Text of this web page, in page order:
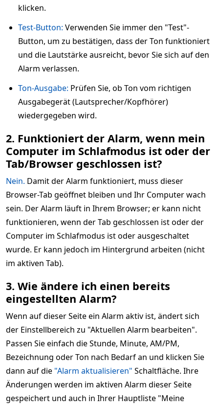
klicken.
Test-Button: Verwenden Sie immer den "Test"-
Button, um zu bestätigen, dass der Ton funktioniert
und die Lautstärke ausreicht, bevor Sie sich auf den
Alarm verlassen.
Ton-Ausgabe: Prüfen Sie, ob Ton vom richtigen
Ausgabegerät (Lautsprecher/Kopfhörer)
wiedergegeben wird.
2. Funktioniert der Alarm, wenn mein
Computer im Schlafmodus ist oder der
Tab/Browser geschlossen ist?
Nein. Damit der Alarm funktioniert, muss dieser
Browser-Tab geöffnet bleiben und Ihr Computer wach
sein. Der Alarm läuft in Ihrem Browser; er kann nicht
funktionieren, wenn der Tab geschlossen ist oder der
Computer im Schlafmodus ist oder ausgeschaltet
wurde. Er kann jedoch im Hintergrund arbeiten (nicht
im aktiven Tab).
3. Wie ändere ich einen bereits
eingestellten Alarm?
Wenn auf dieser Seite ein Alarm aktiv ist, ändert sich
der Einstellbereich zu "Aktuellen Alarm bearbeiten".
Passen Sie einfach die Stunde, Minute, AM/PM,
Bezeichnung oder Ton nach Bedarf an und klicken Sie
dann auf die "Alarm aktualisieren" Schaltfläche. Ihre
Änderungen werden im aktiven Alarm dieser Seite
gespeichert und auch in Ihrer Hauptliste "Meine